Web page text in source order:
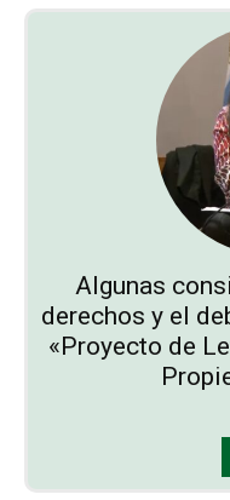
Algunas
derechos y el
«Proyecto de